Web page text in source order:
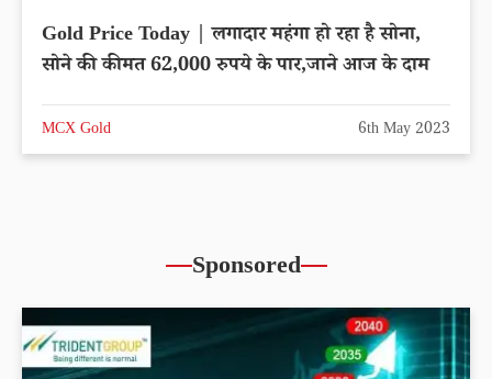
Gold Price Today | लगादार महंगा हो रहा है सोना,
सोने की कीमत 62,000 रुपये के पार,जाने आज के दाम
MCX Gold 6th May 2023
Sponsored